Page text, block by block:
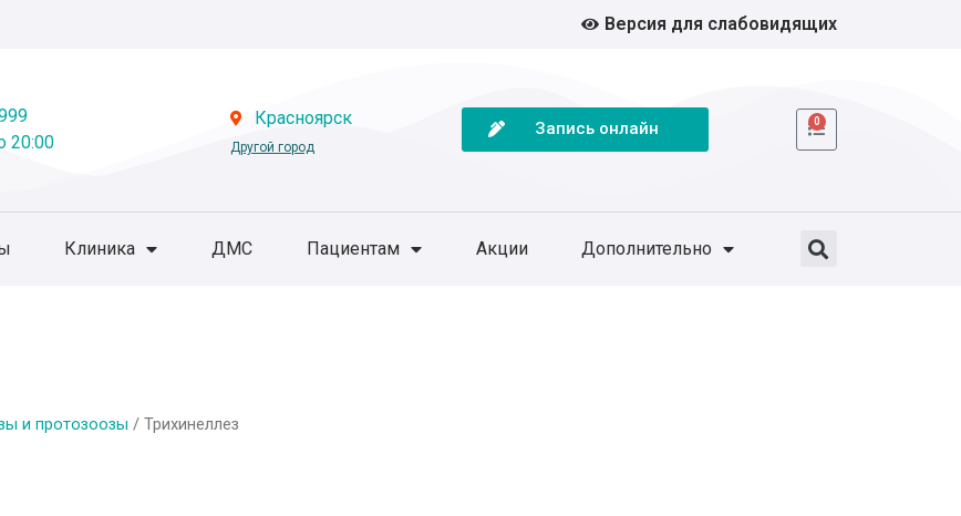
Версия для слабовидящих
20:00
Красноярск
Другой город
Запись онлайн 0
Клиника ДМС Пациентам Акции Дополнительно
и протозоозы / Трихинеллез